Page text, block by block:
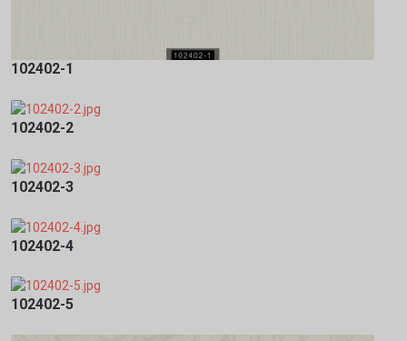
102402-1
102402-2
102402-3
102402-4
102402-5